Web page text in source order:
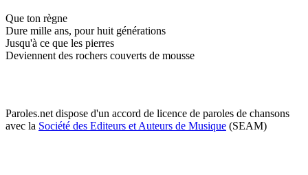
Que ton règne
Dure mille ans, pour huit générations
Jusqu'à ce que les pierres
Deviennent des rochers couverts de mousse
Paroles.net dispose d'un accord de licence de paroles de chansons
avec la Société des Editeurs et Auteurs de Musique (SEAM)